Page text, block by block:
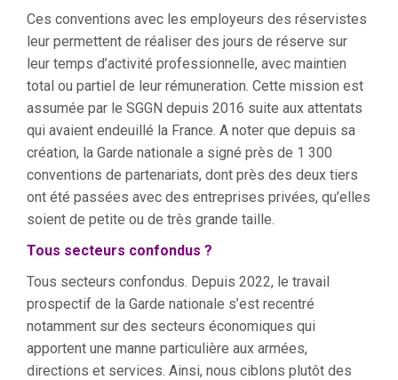
Ces conventions avec les employeurs des réservistes
leur permettent de réaliser des jours de réserve sur
leur temps d’activité professionnelle, avec maintien
total ou partiel de leur rémuneration. Cette mission est
assumée par le SGGN depuis 2016 suite aux attentats
qui avaient endeuillé la France. A noter que depuis sa
création, la Garde nationale a signé près de 1 300
conventions de partenariats, dont près des deux tiers
ont été passées avec des entreprises privées, qu’elles
soient de petite ou de très grande taille.
Tous secteurs confondus ?
Tous secteurs confondus. Depuis 2022, le travail
prospectif de la Garde nationale s’est recentré
notamment sur des secteurs économiques qui
apportent une manne particulière aux armées,
directions et services. Ainsi, nous ciblons plutôt des